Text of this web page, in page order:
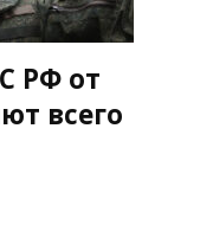
РФ от
всего